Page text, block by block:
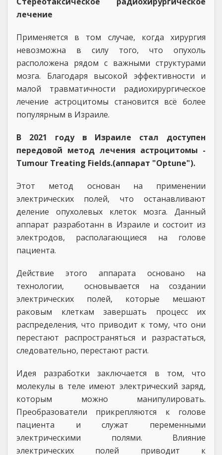
лечение
Применяется в том случае, когда хирургия
невозможна в силу того, что опухоль
расположена рядом с важными структурами
мозга. Благодаря высокой эффективности и
малой травматичности радиохирургическое
лечение астроцитомы становится всё более
популярным в Израиле.
В 2021 году в Израиле стал доступен
передовой метод лечения астроцитомы -
Tumour Treating Fields.(аппарат "Optune").
Этот метод основан на применении
электрических полей, что останавливают
деление опухолевых клеток мозга. Данный
аппарат разработанн в Израиле и состоит из
электродов, располагающиеся на голове
пациента.
Действие этого аппарата основано на
технологии, основывается на создании
электрических полей, которые мешают
раковым клеткам завершать процесс их
распределения, что приводит к тому, что они
перестают распространяться и разрастаться,
следовательно, перестают расти.
Идея разработки заключается в том, что
молекулы в теле имеют электрический заряд,
которым можно манипулировать.
Преобразователи прикрепляются к голове
пациента и служат переменными
электрическими полями. Влияние
электрических полей приводит к